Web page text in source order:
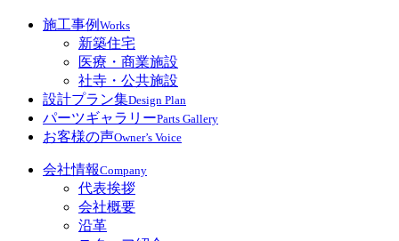
施工事例 Works
新築住宅
医療・商業施設
社寺・公共施設
設計プラン集Design Plan
パーツギャラリーParts Gallery
お客様の声Owner’s Voice
会社情報Company
代表挨拶
会社概要
沿革